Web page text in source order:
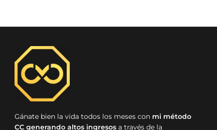
Gánate bien la vida todos los meses con mi método
CC generando altos ingresos a través de la